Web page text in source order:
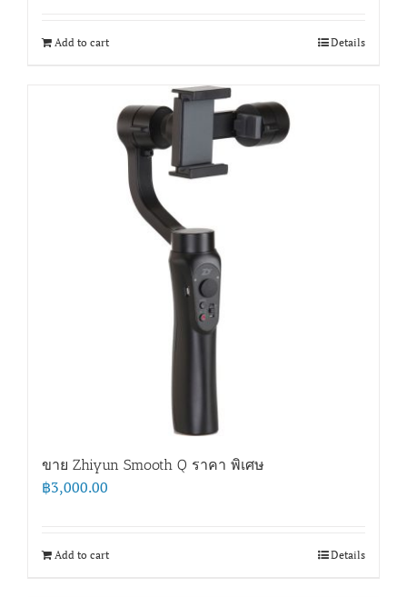
Add to cart Details
ขาย Zhiyun Smooth Q ราคา พิเศษ
฿3,000.00
Add to cart Details